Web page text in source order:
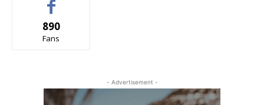
890
Fans
- Advertisement -